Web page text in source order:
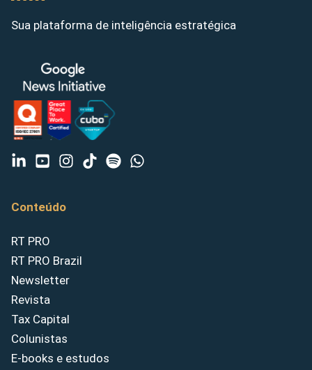
Sua plataforma de inteligência estratégica
Conteúdo
RT PRO
RT PRO Brazil
Newsletter
Revista
Tax Capital
Colunistas
E-books e estudos